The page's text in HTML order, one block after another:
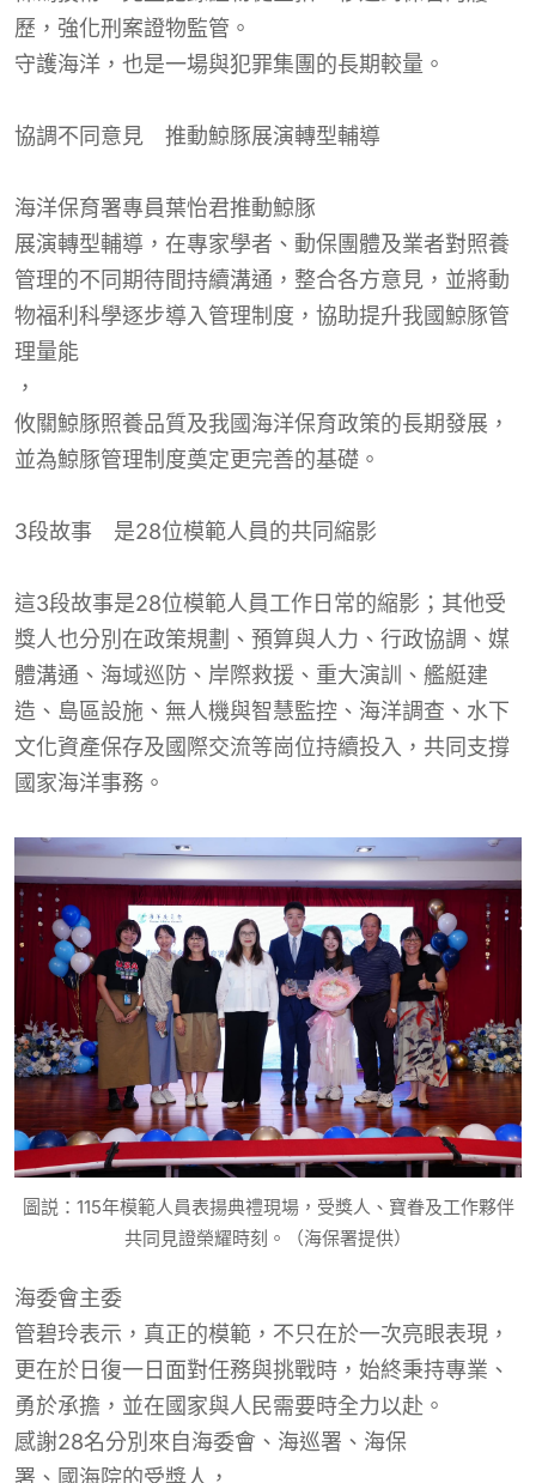
歷，強化刑案證物監管。
守護海洋，也是一場與犯罪集團的長期較量。
協調不同意見 推動鯨豚展演轉型輔導
海洋保育署專員葉怡君推動鯨豚
展演轉型輔導，在專家學者、動保團體及業者對照養
管理的不同期待間持續溝通，整合各方意見，並將動
物福利科學逐步導入管理制度，協助提升我國鯨豚管
理量能
，
攸關鯨豚照養品質及我國海洋保育政策的長期發展，
並為鯨豚管理制度奠定更完善的基礎。
3段故事 是28位模範人員的共同縮影
這3段故事是28位模範人員工作日常的縮影；其他受
獎人也分別在政策規劃、預算與人力、行政協調、媒
體溝通、海域巡防、岸際救援、重大演訓、艦艇建
造、島區設施、無人機與智慧監控、海洋調查、水下
文化資產保存及國際交流等崗位持續投入，共同支撐
國家海洋事務。
圖説：115年模範人員表揚典禮現場，受獎人、寶眷及工作夥伴
共同見證榮耀時刻。（海保署提供）
海委會主委
管碧玲表示，真正的模範，不只在於一次亮眼表現，
更在於日復一日面對任務與挑戰時，始終秉持專業、
勇於承擔，並在國家與人民需要時全力以赴。
感謝28名分別 來自海委會 、海巡署、 海保
署、國海院的受獎人 ，